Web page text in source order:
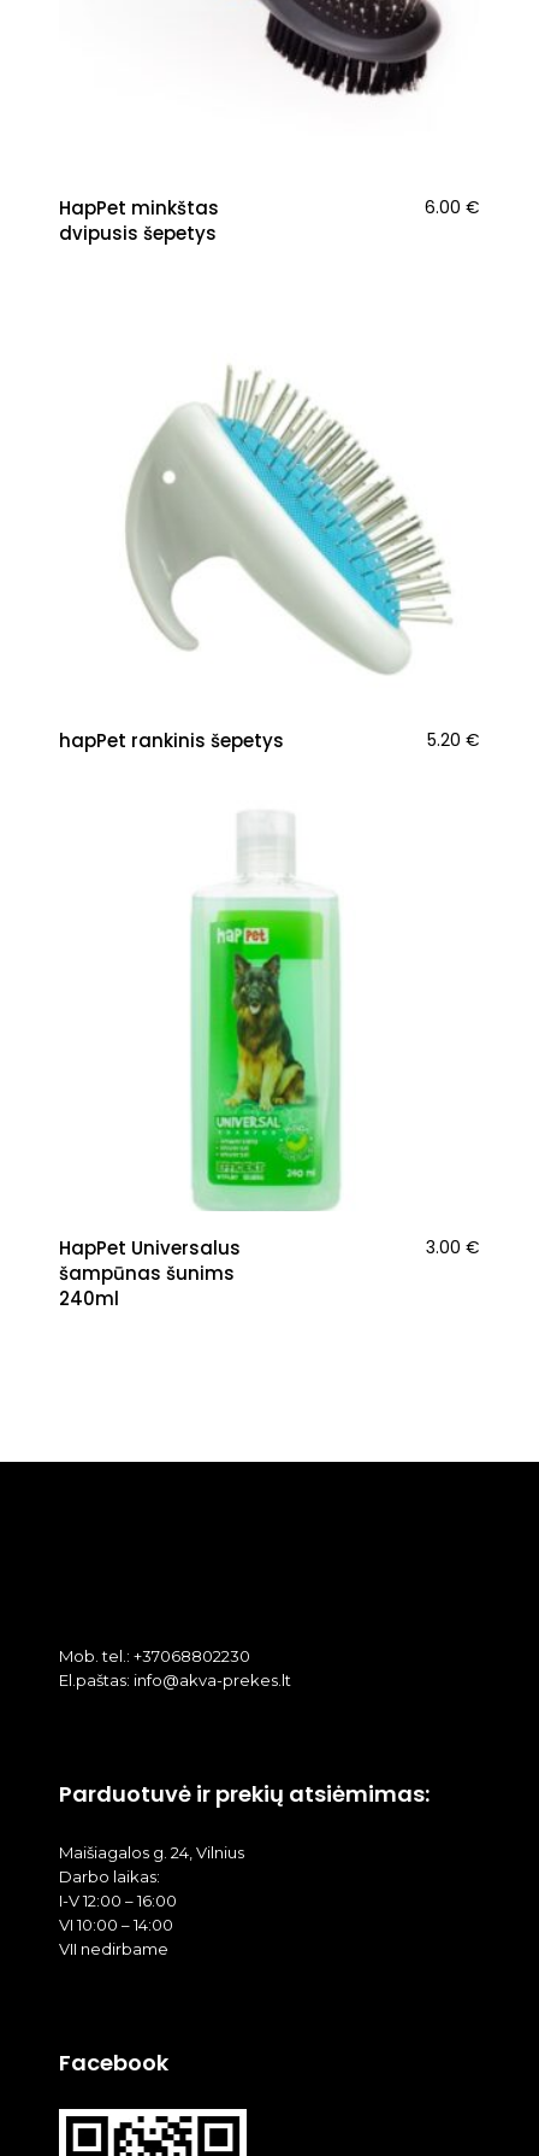
HapPet minkštas
dvipusis šepetys
6.00 €
hapPet rankinis šepetys 5.20 €
HapPet Universalus
šampūnas šunims
240ml
3.00 €
Mob. tel.: +37068802230
El.paštas: info@akva-prekes.lt
Parduotuvė ir prekių atsiėmimas:
Maišiagalos g. 24, Vilnius
Darbo laikas:
I-V 12:00 – 16:00
VI 10:00 – 14:00
VII nedirbame
Facebook